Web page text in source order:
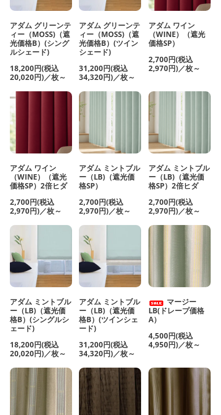
アダム グリーンテ
ィー（MOSS)（遮
光価格B）(シング
ルシェード)
18,200円(税込
20,020円)／枚～
アダム グリーンテ
ィー（MOSS)（遮
光価格B）(ツイン
シェード)
31,200円(税込
34,320円)／枚～
アダム ワイン
（WINE）（遮光
価格SP）
2,700円(税込
2,970円)／枚～
アダム ワイン
（WINE）（遮光
価格SP）2倍ヒダ
2,700円(税込
2,970円)／枚～
アダム ミントブル
ー（LB)（遮光価
格SP）
2,700円(税込
2,970円)／枚～
アダム ミントブル
ー（LB)（遮光価
格SP）2倍ヒダ
2,700円(税込
2,970円)／枚～
アダム ミントブル
ー（LB)（遮光価
格B）(シングルシ
ェード)
18,200円(税込
20,020円)／枚～
アダム ミントブル
ー（LB)（遮光価
格B）(ツインシェ
ード)
31,200円(税込
34,320円)／枚～
マージー
LB(ドレープ価格
A）
4,500円(税込
4,950円)／枚～